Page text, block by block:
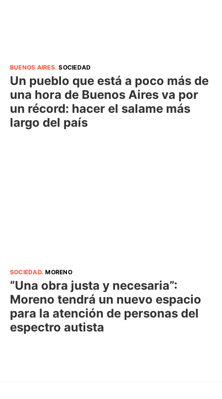
BUENOS AIRES.SOCIEDAD
Un pueblo que está a poco más de
una hora de Buenos Aires va por
un récord: hacer el salame más
largo del país
SOCIEDAD.MORENO
“Una obra justa y necesaria”:
Moreno tendrá un nuevo espacio
para la atención de personas del
espectro autista